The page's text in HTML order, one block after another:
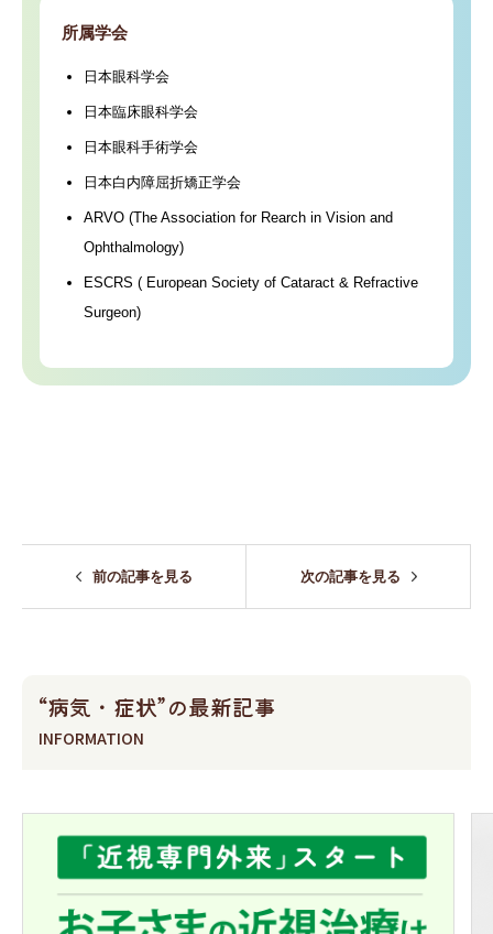
所属学会
日本眼科学会
日本臨床眼科学会
日本眼科手術学会
日本白内障屈折矯正学会
ARVO (The Association for Rearch in Vision and
Ophthalmology)
ESCRS ( European Society of Cataract & Refractive
Surgeon)
前の記事を見る 次の記事を見る
“病気・症状”の最新記事
INFORMATION